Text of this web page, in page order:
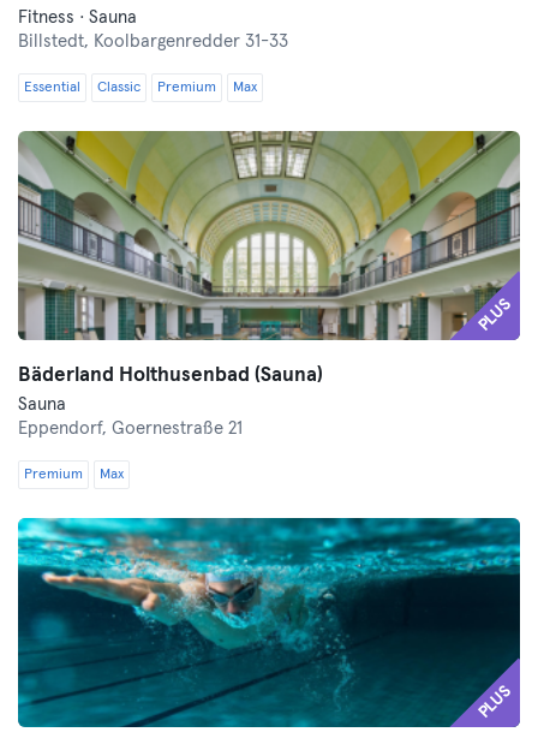
Fitness · Sauna
Billstedt, Koolbargenredder 31-33
Essential Classic Premium Max
PLUS
Bäderland Holthusenbad (Sauna)
Sauna
Eppendorf, Goernestraße 21
Premium Max
PLUS